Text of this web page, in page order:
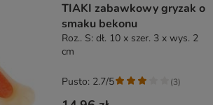
TIAKI zabawkowy gryzak o
smaku bekonu
Roz.. S: dł. 10 x szer. 3 x wys. 2
cm
Pusto: 2.7/5 (3)